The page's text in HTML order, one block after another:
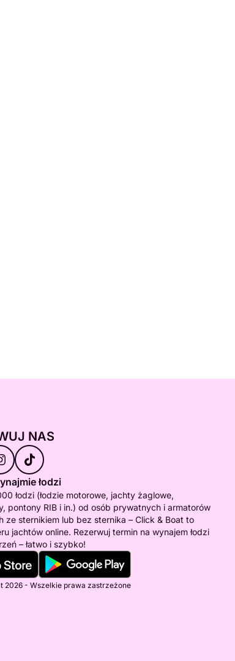
NAS
łodzi
łodzi (łodzie motorowe, jachty żaglowe,
pontony RIB i in.) od osób prywatnych i armatorów
ze sternikiem lub bez sternika – Click & Boat to
jachtów online. Rezerwuj termin na wynajem łodzi
– łatwo i szybko!
2026 - Wszelkie prawa zastrzeżone